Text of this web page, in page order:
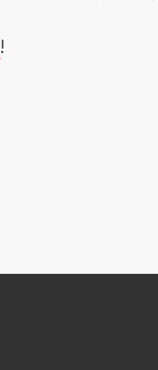
!